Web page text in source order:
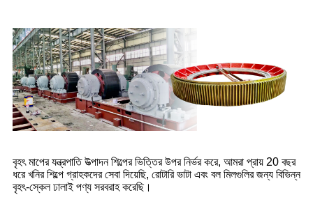
বৃহৎ মাপের যন্ত্রপাতি উত্পাদন শিল্পের ভিত্তির উপর নির্ভর করে, আমরা প্রায় 20 বছর
ধরে খনির শিল্পে গ্রাহকদের সেবা দিয়েছি, রোটারি ভাটা এবং বল মিলগুলির জন্য বিভিন্ন
বৃহৎ-স্কেল ঢালাই পণ্য সরবরাহ করেছি।